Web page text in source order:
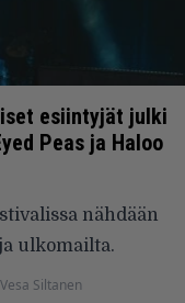
esiintyjät julki
Peas ja Haloo
nähdään
ulkomailta.
Vesa Siltanen